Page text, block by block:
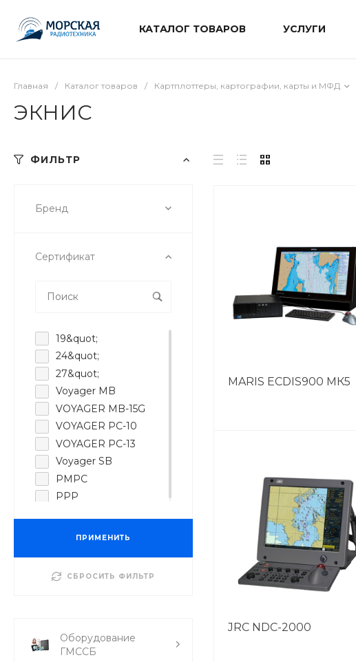
КАТАЛОГ ТОВАРОВ УСЛУГИ
Главная / Каталог товаров / Картплоттеры, картографии, карты и МФД
ЭКНИС
ФИЛЬТР
Бренд
Сертификат
19&quot;
24&quot;
27&quot;
Voyager MB
VOYAGER MB-15G
VOYAGER PC-10
VOYAGER PC-13
Voyager SB
РМРС
РРР
ПРИМЕНИТЬ
СБРОСИТЬ ФИЛЬТР
Оборудование
ГМССБ
MARIS ECDIS900 МК5
JRC NDC-2000